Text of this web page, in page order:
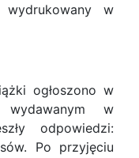
w
ogłoszono w
wydawanym w
odpowiedzi:
Po przyjęciu